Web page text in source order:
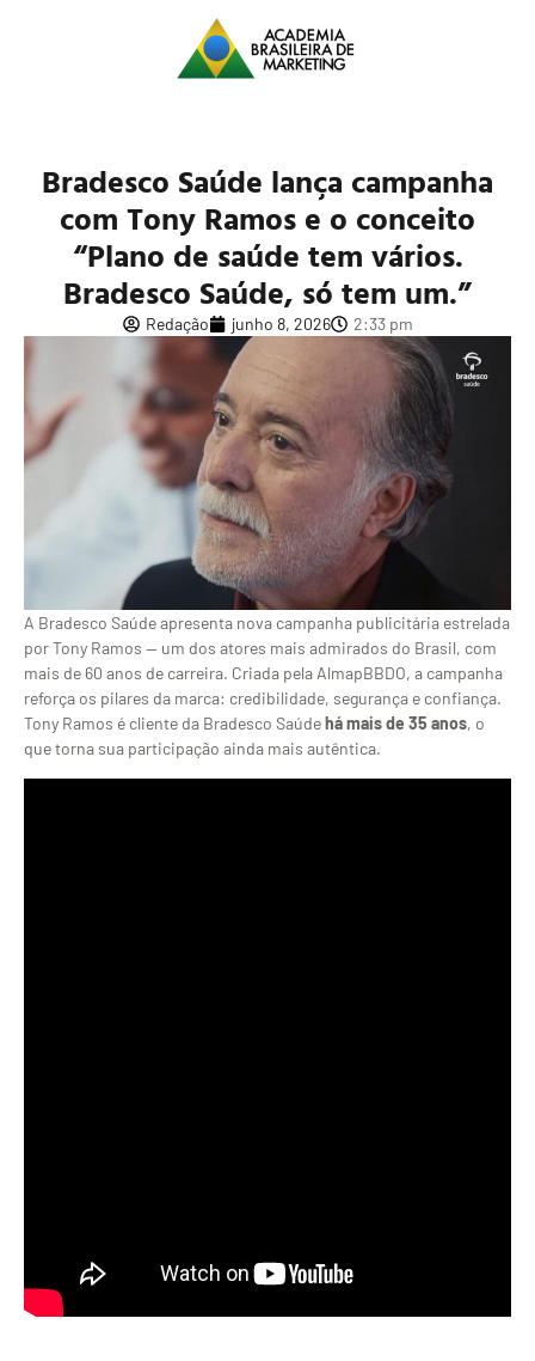
Bradesco Saúde lança campanha
com Tony Ramos e o conceito
“Plano de saúde tem vários.
Bradesco Saúde, só tem um.”
Redação junho 8, 2026 2:33 pm
A Bradesco Saúde apresenta nova campanha publicitária estrelada
por Tony Ramos — um dos atores mais admirados do Brasil, com
mais de 60 anos de carreira. Criada pela AlmapBBDO, a campanha
reforça os pilares da marca: credibilidade, segurança e confiança.
Tony Ramos é cliente da Bradesco Saúdehá mais de 35 anos, o
que torna sua participação ainda mais autêntica.